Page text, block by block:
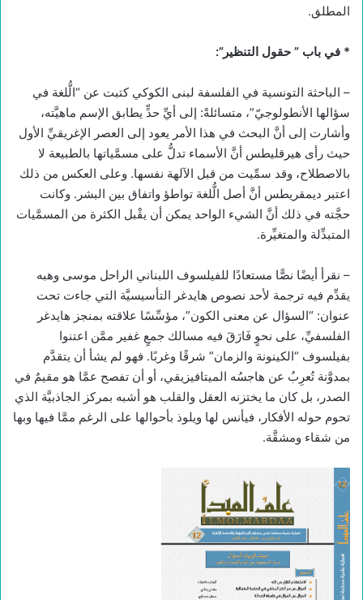
المطلق.
* في باب ” حقول التنظير”:
– الباحثة التونسية في الفلسفة لبنى الكوكي كتبت عن “الُّلغة في
سؤالها الأنطولوجيّ”، متسائلةً: إلى أيِّ حدٍّ يطابق الإسم ماهيَّته،
وأشارت إلى أنَّ البحث في هذا الأمر يعود إلى العصر الإغريقيِّ الأول
حيث رأى هيرقليطس أنَّ الأسماء تدلُّ على مسمَّياتها بالطبيعة لا
بالاصطلاح، وقد سمِّيت من قبل الآلهة نفسها. وعلى العكس من ذلك
اعتبر ديمقريطس أنَّ أصل الُّلغة تواطؤ واتفاق بين البشر. وكانت
حجَّته في ذلك أنَّ الشيء الواحد يمكن أن يقْبل الكثرة من المسمَّيات
المتبدِّلة والمتغيِّرة.
– نقرأ أيضًا نصًّا مستعادًا للفيلسوف اللبناني الراحل موسى وهبه
يقدِّم فيه ترجمة لأحد نصوص هايدغر التأسيسيَّة التي جاءت تحت
عنوان: “السؤال عن معنى الكون”، مؤسِّسًا علاقته بمنجز هايدغر
الفلسفيِّ، على نحوٍ فَارَقَ فيه مسالك جمعٍ غفير ممَّن اعتنوا
بفيلسوف “الكينونة والزمان” شرقًا وغربًا. فهو لم يشأ أن يتقدَّم
بمدوَّنة تُعرِبُ عن هاجسُه الميتافيزيقي، أو أن تفصح عمَّا هو مقيمٌ في
الصدر، بل كان ما يختزنه العقل والقلب هو أشبه بمركز الجاذبيَّة الذي
تحوم حوله الأفكار، فيأنس لها ويلوذ بأحوالها على الرغم ممَّا فيها وبها
من شقاء ومشقَّة.